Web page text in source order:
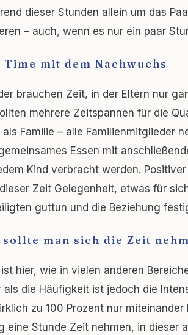
dieser Stunden allein um das
– auch, wenn es nur ein paar
mit dem Nachwuchs
brauchen Zeit, in der Eltern nur
mehrere Zeitspannen für die
Familie – alle Familienmitglieder
Essen mit
Kind verbracht werden.
Zeit Gelegenheit, etwas für
guttun und die Beziehung
man sich die Zeit
hier, wie in vielen anderen
die Häufigkeit ist jedoch die
zu 100 Prozent nur
eine Stunde Zeit nehmen, in dieser